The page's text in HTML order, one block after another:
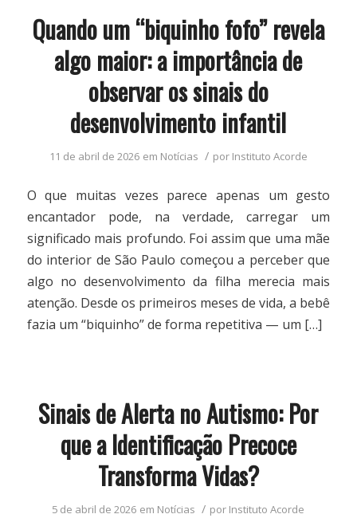
Quando um “biquinho fofo” revela
algo maior: a importância de
observar os sinais do
desenvolvimento infantil
11 de abril de 2026 em Notícias / por Instituto Acorde
O que muitas vezes parece apenas um gesto
encantador pode, na verdade, carregar um
significado mais profundo. Foi assim que uma mãe
do interior de São Paulo começou a perceber que
algo no desenvolvimento da filha merecia mais
atenção. Desde os primeiros meses de vida, a bebê
fazia um “biquinho” de forma repetitiva — um […]
Sinais de Alerta no Autismo: Por
que a Identificação Precoce
Transforma Vidas?
5 de abril de 2026 em Notícias / por Instituto Acorde